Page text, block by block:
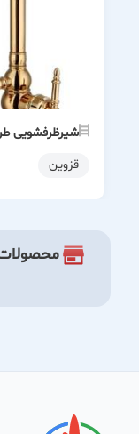
شیرظرفشویی
قزوین